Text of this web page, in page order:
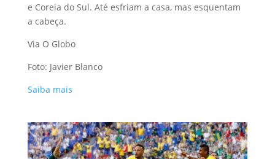
e Coreia do Sul. Até esfriam a casa, mas esquentam
a cabeça.
Via O Globo
Foto: Javier Blanco
Saiba mais